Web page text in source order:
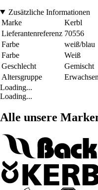
Zusätzliche Informationen
Marke
Kerbl
Lieferantenreferenz 70556
Farbe
weiß/blau
Farbe
Weiß
Geschlecht
Gemischt
Altersgruppe
Loading...
Loading...
Alle unsere